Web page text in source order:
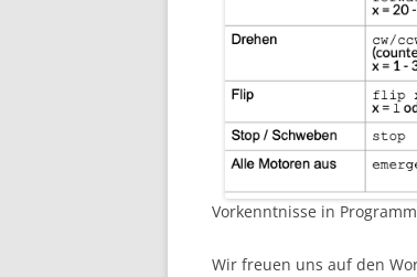
Vorkenntnisse in
Wir freuen uns auf den